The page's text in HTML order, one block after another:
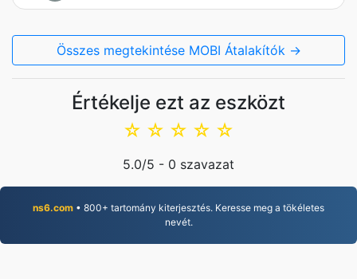
Összes megtekintése MOBI Átalakítók →
Értékelje ezt az eszközt
☆
☆
☆
☆
☆
5.0/5 - 0 szavazat
ns6.com • 800+ tartomány kiterjesztés. Keresse meg a tökéletes
nevét.